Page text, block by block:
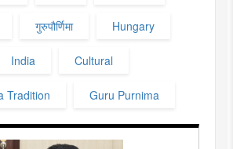
गुरुपौर्णिमा Hungary
India Cultural
Tradition Guru Purnima